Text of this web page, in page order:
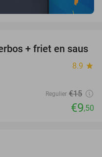
37%
+ friet en saus
8.9 star
Regulier €15
€9,50